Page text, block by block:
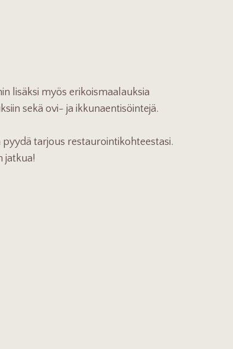
lisäksi myös erikoismaalauksia
sekä ovi- ja ikkunaentisöintejä.
tarjous restaurointikohteestasi.
jatkua!